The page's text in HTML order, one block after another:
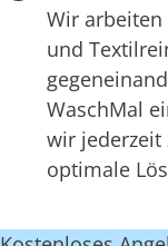
Wir arbeiten
und
WaschMal
wir jederzeit
optimale